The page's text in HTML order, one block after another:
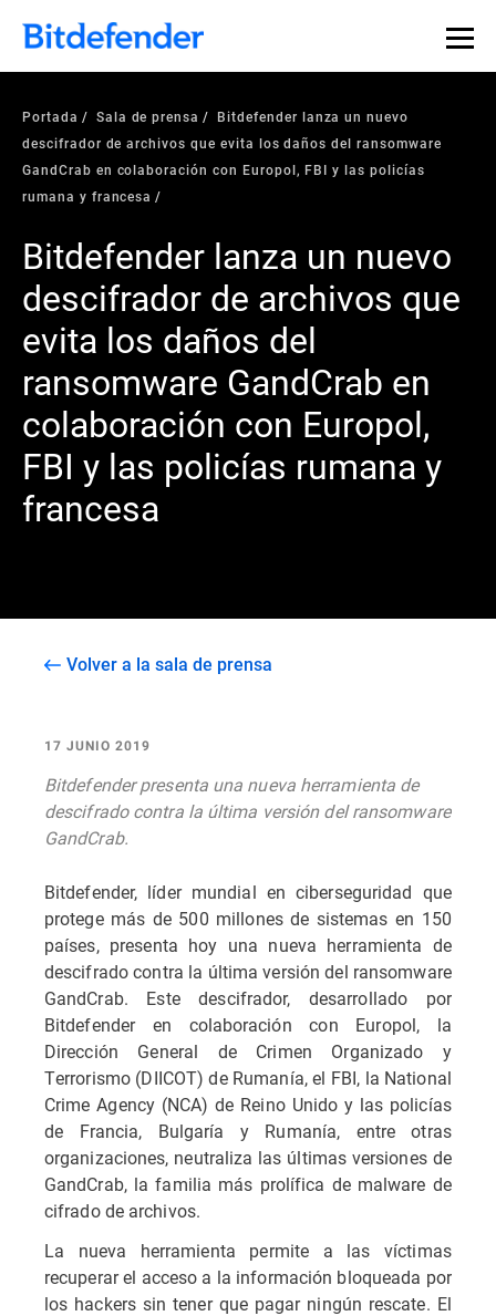
Portada Sala de prensa
Bitdefender lanza un nuevo
descifrador de archivos que evita los daños del ransomware
GandCrab en colaboración con Europol, FBI y las policías
rumana y francesa
Bitdefender lanza un nuevo
descifrador de archivos que
evita los daños del
ransomware GandCrab en
colaboración con Europol,
FBI y las policías rumana y
francesa
Volver a la sala de prensa
17 JUNIO 2019
Bitdefender presenta una nueva herramienta de
descifrado contra la última versión del ransomware
GandCrab.
Bitdefender, líder mundial en ciberseguridad que
protege más de 500 millones de sistemas en 150
países, presenta hoy una nueva herramienta de
descifrado contra la última versión del ransomware
GandCrab. Este descifrador, desarrollado por
Bitdefender en colaboración con Europol, la
Dirección General de Crimen Organizado y
Terrorismo (DIICOT) de Rumanía, el FBI, la National
Crime Agency (NCA) de Reino Unido y las policías
de Francia, Bulgaría y Rumanía, entre otras
organizaciones, neutraliza las últimas versiones de
GandCrab, la familia más prolífica de malware de
cifrado de archivos.
La nueva herramienta permite a las víctimas
recuperar el acceso a la información bloqueada por
los hackers sin tener que pagar ningún rescate. El